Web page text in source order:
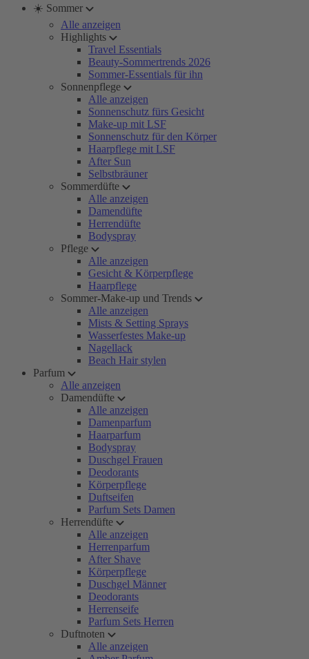
☀️ Sommer
Alle anzeigen
Highlights
Travel Essentials
Beauty-Sommertrends 2026
Sommer-Essentials für ihn
Sonnenpflege
Alle anzeigen
Sonnenschutz fürs Gesicht
Make-up mit LSF
Sonnenschutz für den Körper
Haarpflege mit LSF
After Sun
Selbstbräuner
Sommerdüfte
Alle anzeigen
Damendüfte
Herrendüfte
Bodyspray
Pflege
Alle anzeigen
Gesicht & Körperpflege
Haarpflege
Sommer-Make-up und Trends
Alle anzeigen
Mists & Setting Sprays
Wasserfestes Make-up
Nagellack
Beach Hair stylen
Parfum
Alle anzeigen
Damendüfte
Alle anzeigen
Damenparfum
Haarparfum
Bodyspray
Duschgel Frauen
Deodorants
Körperpflege
Duftseifen
Parfum Sets Damen
Herrendüfte
Alle anzeigen
Herrenparfum
After Shave
Körperpflege
Duschgel Männer
Deodorants
Herrenseife
Parfum Sets Herren
Duftnoten
Alle anzeigen